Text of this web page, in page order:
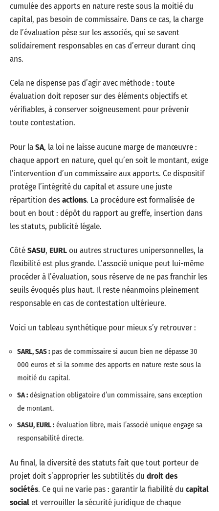
cumulée des apports en nature reste sous la moitié du
capital, pas besoin de commissaire. Dans ce cas, la charge
de l’évaluation pèse sur les associés, qui se savent
solidairement responsables en cas d’erreur durant cinq
ans.
Cela ne dispense pas d’agir avec méthode : toute
évaluation doit reposer sur des éléments objectifs et
vérifiables, à conserver soigneusement pour prévenir
toute contestation.
Pour laSA, la loi ne laisse aucune marge de manœuvre :
chaque apport en nature, quel qu’en soit le montant, exige
l’intervention d’un commissaire aux apports. Ce dispositif
protège l’intégrité du capital et assure une juste
répartition desactions. La procédure est formalisée de
bout en bout : dépôt du rapport au greffe, insertion dans
les statuts, publicité légale.
CôtéSASU, EURLou autres structures unipersonnelles, la
flexibilité est plus grande. L’associé unique peut lui-même
procéder à l’évaluation, sous réserve de ne pas franchir les
seuils évoqués plus haut. Il reste néanmoins pleinement
responsable en cas de contestation ultérieure.
Voici un tableau synthétique pour mieux s’y retrouver :
SARL, SAS : pas de commissaire si aucun bien ne dépasse 30
000 euros et si la somme des apports en nature reste sous la
moitié du capital.
SA : désignation obligatoire d’un commissaire, sans exception
de montant.
SASU, EURL : évaluation libre, mais l’associé unique engage sa
responsabilité directe.
Au final, la diversité des statuts fait que tout porteur de
projet doit s’approprier les subtilités du droit des
sociétés. Ce qui ne varie pas : garantir la fiabilité du capital
socialet verrouiller la sécurité juridique de chaque